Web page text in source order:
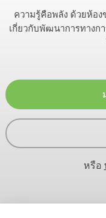
ความรู้คือพลัง ด้วยห้อ
เกี่ยวกับพัฒนาการทางก
หรือ